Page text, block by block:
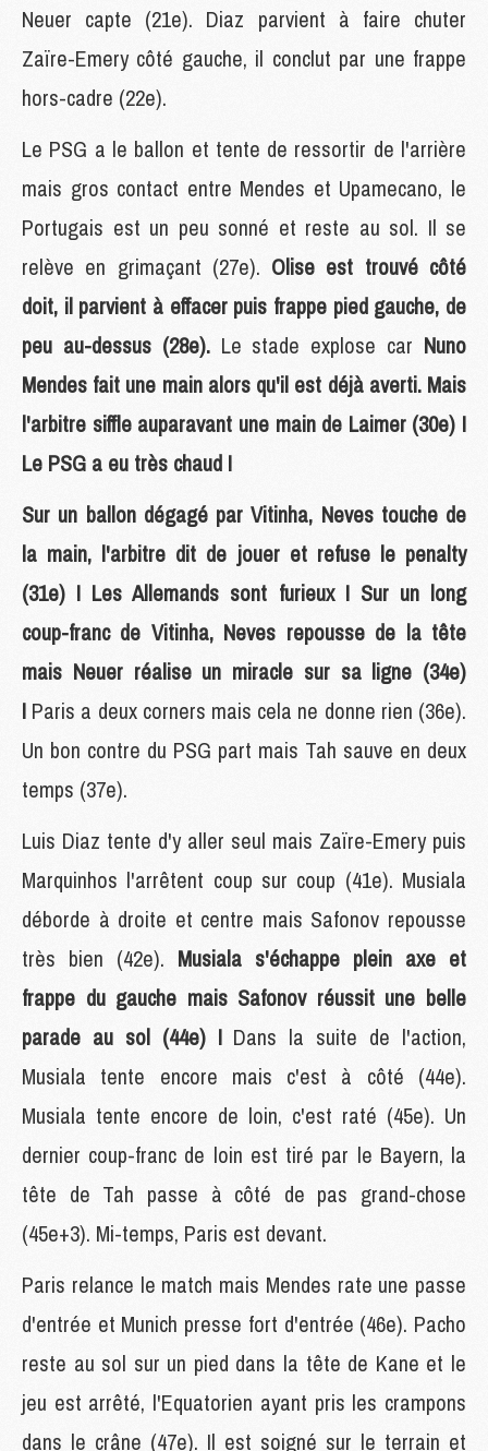
Neuer capte (21e). Diaz parvient à faire chuter
Zaïre-Emery côté gauche, il conclut par une frappe
hors-cadre (22e).
Le PSG a le ballon et tente de ressortir de l'arrière
mais gros contact entre Mendes et Upamecano, le
Portugais est un peu sonné et reste au sol. Il se
relève en grimaçant (27e). Olise est trouvé côté
doit, il parvient à effacer puis frappe pied gauche, de
peu au-dessus (28e). Le stade explose car Nuno
Mendes fait une main alors qu'il est déjà averti. Mais
l'arbitre siffle auparavant une main de Laimer (30e) !
Le PSG a eu très chaud !
Sur un ballon dégagé par Vitinha, Neves touche de
la main, l'arbitre dit de jouer et refuse le penalty
(31e) ! Les Allemands sont furieux ! Sur un long
coup-franc de Vitinha, Neves repousse de la tête
mais Neuer réalise un miracle sur sa ligne (34e)
! Paris a deux corners mais cela ne donne rien (36e).
Un bon contre du PSG part mais Tah sauve en deux
temps (37e).
Luis Diaz tente d'y aller seul mais Zaïre-Emery puis
Marquinhos l'arrêtent coup sur coup (41e). Musiala
déborde à droite et centre mais Safonov repousse
très bien (42e). Musiala s'échappe plein axe et
frappe du gauche mais Safonov réussit une belle
parade au sol (44e) ! Dans la suite de l'action,
Musiala tente encore mais c'est à côté (44e).
Musiala tente encore de loin, c'est raté (45e). Un
dernier coup-franc de loin est tiré par le Bayern, la
tête de Tah passe à côté de pas grand-chose
(45e+3). Mi-temps, Paris est devant.
Paris relance le match mais Mendes rate une passe
d'entrée et Munich presse fort d'entrée (46e). Pacho
reste au sol sur un pied dans la tête de Kane et le
jeu est arrêté, l'Equatorien ayant pris les crampons
dans le crâne (47e). Il est soigné sur le terrain et